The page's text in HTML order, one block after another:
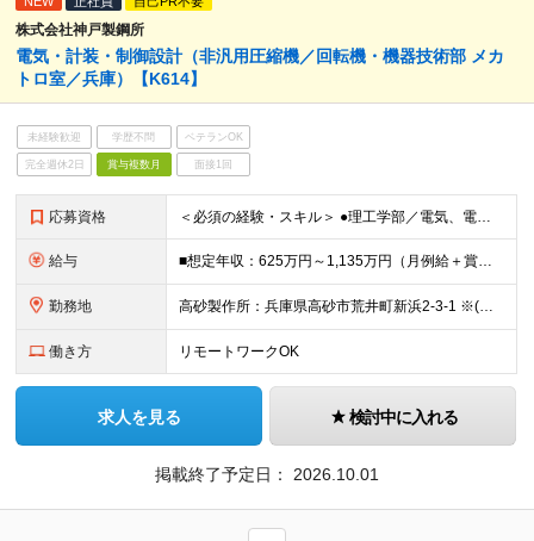
株式会社神戸製鋼所
電気・計装・制御設計（非汎用圧縮機／回転機・機器技術部 メカ
トロ室／兵庫）【K614】
未経験歓迎 学歴不問 ベテランOK
完全週休2日 賞与複数月 面接1回
応募資格 ＜必須の経験・スキル＞ ●理工学部／電気、電子、情報、制御、システム学科出身の方 ●電気・計装・制御設計の業務経験をお持ちの方 ●英語にご興味をお持ちの方 ＜求める人物像＞ ・機械営業の経験がなくて
給与 ■想定年収：625万円～1,135万円（月例給＋賞与＋諸手当） ※残業手当は残業時間に応じて支給 ※試用期間2ヶ月あり（期間中の労働条件変更無）
勤務地 高砂製作所：兵庫県高砂市荒井町新浜2-3-1 ※(変更の範囲)業務の都合等により会社の定める事業所への異動を命じることがあります。
働き方 リモートワークOK
求人を見る 検討中に入れる
掲載終了予定日： 2026.10.01